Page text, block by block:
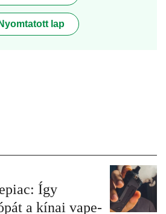
Nyomtatott lap
Így
a kínai vape-